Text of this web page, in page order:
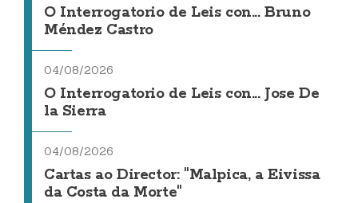
O Interrogatorio de Leis con... Bruno
Méndez Castro
04/08/2026
O Interrogatorio de Leis con... Jose De
la Sierra
04/08/2026
Cartas ao Director: "Malpica, a Eivissa
da Costa da Morte"